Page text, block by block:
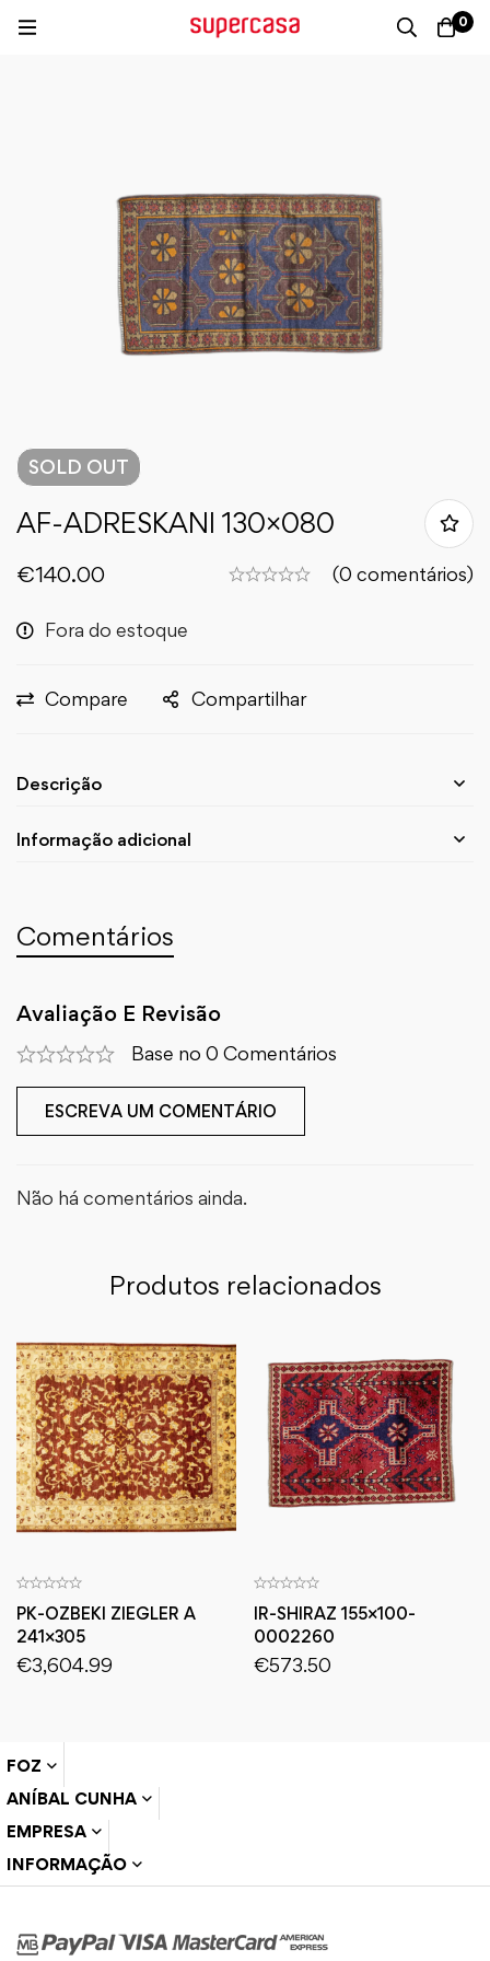
0
SOLD OUT
AF-ADRESKANI 130×080
€140.00 (0 comentários)
Fora do estoque
Compare Compartilhar
Descrição
Informação adicional
Comentários
Avaliação E Revisão
Base no 0 Comentários
ESCREVA UM COMENTÁRIO
Não há comentários ainda.
Produtos relacionados
PK-OZBEKI ZIEGLER A
241×305
€3,604.99
IR-SHIRAZ 155×100-
0002260
€573.50
FOZ
ANÍBAL CUNHA
EMPRESA
INFORMAÇÃO